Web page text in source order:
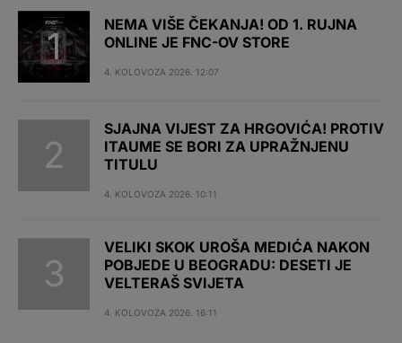
NEMA VIŠE ČEKANJA! OD 1. RUJNA
ONLINE JE FNC-OV STORE
4. KOLOVOZA 2026. 12:07
SJAJNA VIJEST ZA HRGOVIĆA! PROTIV
ITAUME SE BORI ZA UPRAŽNJENU
TITULU
4. KOLOVOZA 2026. 10:11
VELIKI SKOK UROŠA MEDIĆA NAKON
POBJEDE U BEOGRADU: DESETI JE
VELTERAŠ SVIJETA
4. KOLOVOZA 2026. 16:11